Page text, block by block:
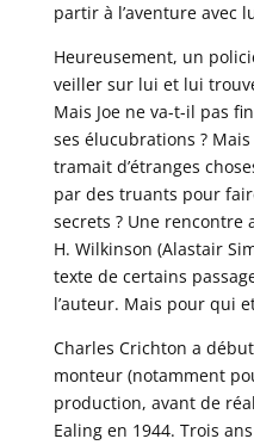
partir à l’aventure avec
Heureusement, un
veiller sur lui et lui
Mais Joe ne va-t-il pas
ses élucubrations ?
tramait d’étranges
par des truants pour
secrets ? Une rencontre
H. Wilkinson (Alastair
texte de certains
l’auteur. Mais pour qui
Charles Crichton a
monteur (notamment
production, avant de
Ealing en 1944. Trois